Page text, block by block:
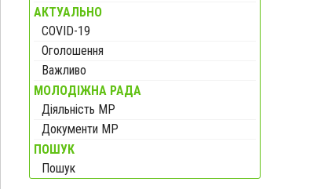
АКТУАЛЬНО
COVID-19
Оголошення
Важливо
МОЛОДІЖНА РАДА
Діяльність МР
Документи МР
ПОШУК
Пошук